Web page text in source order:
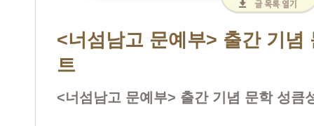
<너섬남고 문예부> 출간 기념
트
<너섬남고 문예부> 출간 기념 문학 성큼